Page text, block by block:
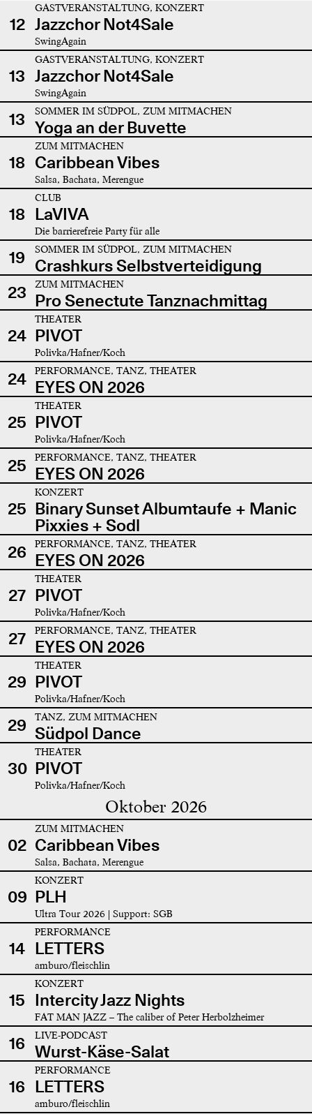
12
GASTVERANSTALTUNG, KONZERT
Jazzchor Not4Sale
SwingAgain
13
GASTVERANSTALTUNG, KONZERT
Jazzchor Not4Sale
SwingAgain
13 SOMMER IM SÜDPOL, ZUM MITMACHEN
Yoga an der Buvette
18
ZUM MITMACHEN
Caribbean Vibes
Salsa, Bachata, Merengue
18
CLUB
LaVIVA
Die barrierefreie Party für alle
19 SOMMER IM SÜDPOL, ZUM MITMACHEN
Crashkurs Selbstverteidigung
23
ZUM MITMACHEN
Pro Senectute Tanznachmittag
24
THEATER
PIVOT
Polivka/Hafner/Koch
24 PERFORMANCE, TANZ, THEATER
EYES ON 2026
25
THEATER
PIVOT
Polivka/Hafner/Koch
25 PERFORMANCE, TANZ, THEATER
EYES ON 2026
25
KONZERT
Binary Sunset Albumtaufe + Manic
Pixxies + Sodl
26
PERFORMANCE, TANZ, THEATER
EYES ON 2026
27
THEATER
PIVOT
Polivka/Hafner/Koch
27 PERFORMANCE, TANZ, THEATER
EYES ON 2026
29
THEATER
PIVOT
Polivka/Hafner/Koch
29 TANZ, ZUM MITMACHEN
Südpol Dance
30
THEATER
PIVOT
Polivka/Hafner/Koch
Oktober 2026
02
ZUM MITMACHEN
Caribbean Vibes
Salsa, Bachata, Merengue
09
KONZERT
PLH
Ultra Tour 2026 | Support: SGB
14
PERFORMANCE
LETTERS
amburo/fleischlin
15
KONZERT
Intercity Jazz Nights
FAT MAN JAZZ – The caliber of Peter Herbolzheimer
16 LIVE-PODCAST
Wurst-Käse-Salat
16
PERFORMANCE
LETTERS
amburo/fleischlin